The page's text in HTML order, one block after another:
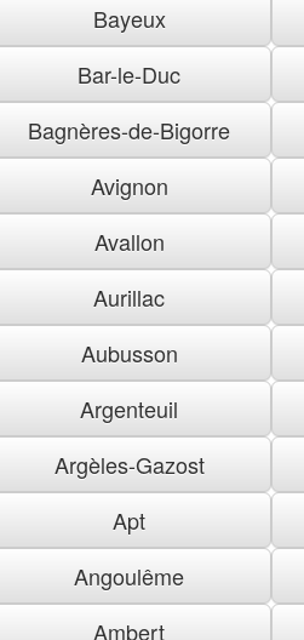
Bayeux
Bar-le-Duc
Bagnères-de-Bigorre
Avignon
Avallon
Aurillac
Aubusson
Argenteuil
Argèles-Gazost
Apt
Angoulême
Ambert